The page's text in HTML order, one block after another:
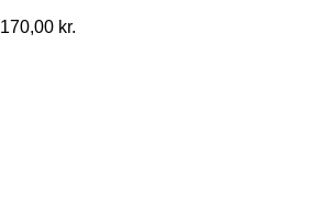
170,00 kr.